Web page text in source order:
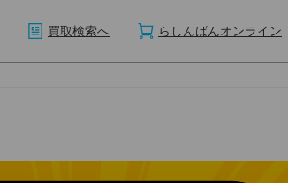
買取検索へ らしんばんオンライン